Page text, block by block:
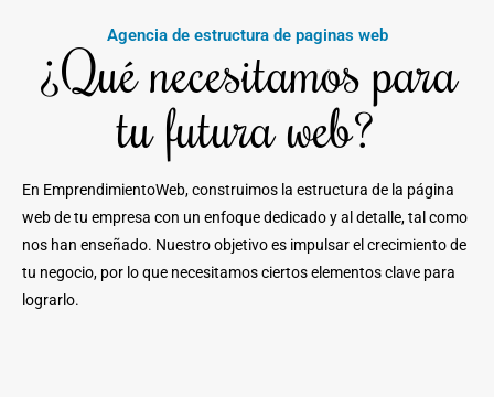
Agencia de estructura de paginas web
¿Qué necesitamos para
tu futura web?
En EmprendimientoWeb, construimos la estructura de la página
web de tu empresa con un enfoque dedicado y al detalle, tal como
nos han enseñado. Nuestro objetivo es impulsar el crecimiento de
tu negocio, por lo que necesitamos ciertos elementos clave para
lograrlo.